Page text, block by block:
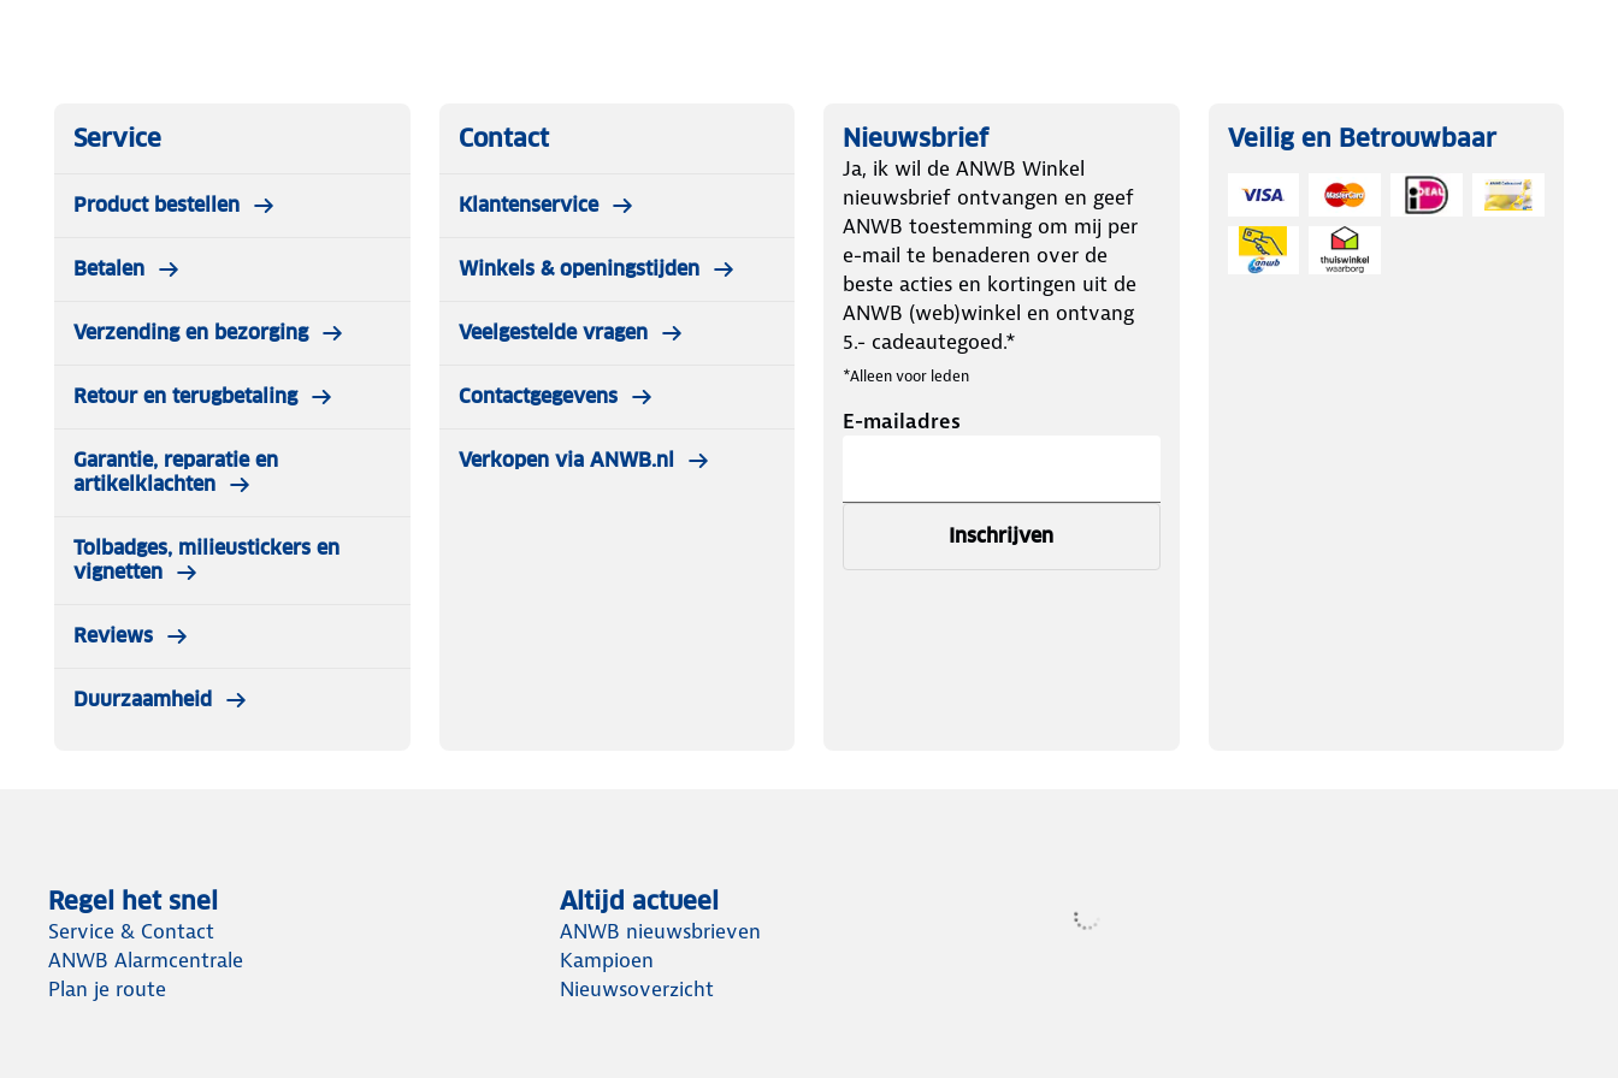
Service
Product bestellen
Betalen
Verzending en bezorging
Retour en terugbetaling
Garantie, reparatie en
artikelklachten
Tolbadges, milieustickers en
vignetten
Reviews
Duurzaamheid
Contact
Klantenservice
Winkels & openingstijden
Veelgestelde vragen
Contactgegevens
Verkopen via ANWB.nl
Nieuwsbrief
Ja, ik wil de ANWB Winkel
nieuwsbrief ontvangen en geef
ANWB toestemming om mij per
e-mail te benaderen over de
beste acties en kortingen uit de
ANWB (web)winkel en ontvang
5.- cadeautegoed.*
*Alleen voor leden
E-mailadres
Inschrijven
Veilig en Betrouwbaar
Regel het snel
Service & Contact
ANWB Alarmcentrale
Plan je route
Altijd actueel
ANWB nieuwsbrieven
Kampioen
Nieuwsoverzicht